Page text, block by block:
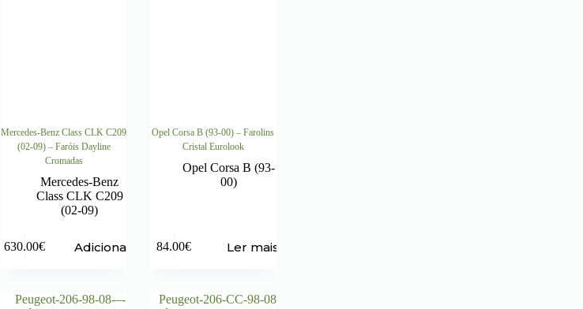
Mercedes-Benz Class CLK C209
(02-09) – Faróis Dayline
Cromadas
Mercedes-Benz
Class CLK C209
(02-09)
630.00€ Adicionar
Opel Corsa B (93-00) – Farolins
Cristal Eurolook
Opel Corsa B (93-
00)
84.00€ Ler mais